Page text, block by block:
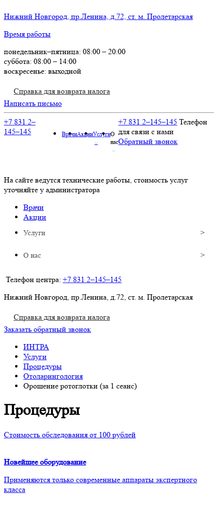
Нижний Новгород, пр.Ленина, д.72, ст. м. Пролетарская
Время работы
понедельник–пятница: 08:00 – 20:00
суббота: 08:00 – 14:00
воскресенье: выходной
Справка для возврата налога
Написать письмо
+7 831 2–
145–145
ВрачиАкцииУслуги
⌵
О
нас
⌵
+7 831 2–145–145 Телефон
для связи с нами
Обратный звонок
На сайте ведутся технические работы, стоимость услуг
уточняйте у администратора
Врачи
Акции
Услуги
О нас
Телефон центра: +7 831 2–145–145
Нижний Новгород, пр.Ленина, д.72, ст. м. Пролетарская
Справка для возврата налога
Заказать обратный звонок
ИНТРА
Услуги
Процедуры
Отоларингология
Орошение ротоглотки (за 1 сеанс)
Процедуры
Стоимость обследования от 100 рублей
Новейшее оборудование
Применяются только современные аппараты экспертного
класса